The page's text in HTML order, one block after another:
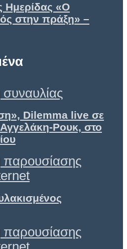
Ημερίδας «Ο
στην πράξη» –
Dilemma live σε
Ρουκ, στο